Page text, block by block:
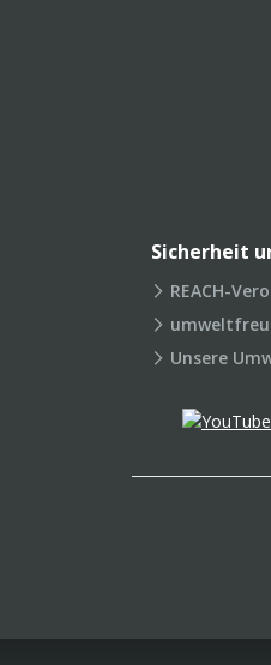
Sicherheit
REACH-
Unsere